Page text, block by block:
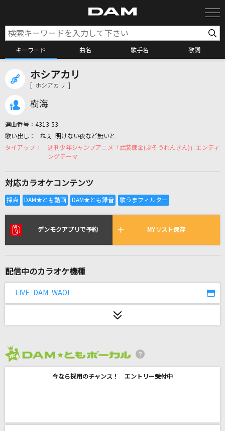
キーワード 曲名 歌手名 歌詞
カラオケリクエスト
全国りれき
リアルタイムで歌われている曲の一覧
Stay Alive
悪魔の踊り方
[生音]言えないよ
LEVEL5-judgelight-
fripSide
[生音]SUMMER SONG
BLOODY STREAM
ホシアカリ
[ ホシアカリ ]
樹海
選曲番号： 4313-53
ねぇ 明けない夜など無いと
週刊少年ジャンプアニメ「武装錬金(ぶそうれんきん)」エンディ
ングテーマ
対応カラオケコンテンツ
デンモクアプリで予約 MYリスト保存
配信中のカラオケ機種
LIVE DAM WAO!
今なら採用のチャンス！ エントリー受付中